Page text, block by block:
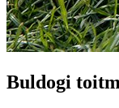
Buldogi